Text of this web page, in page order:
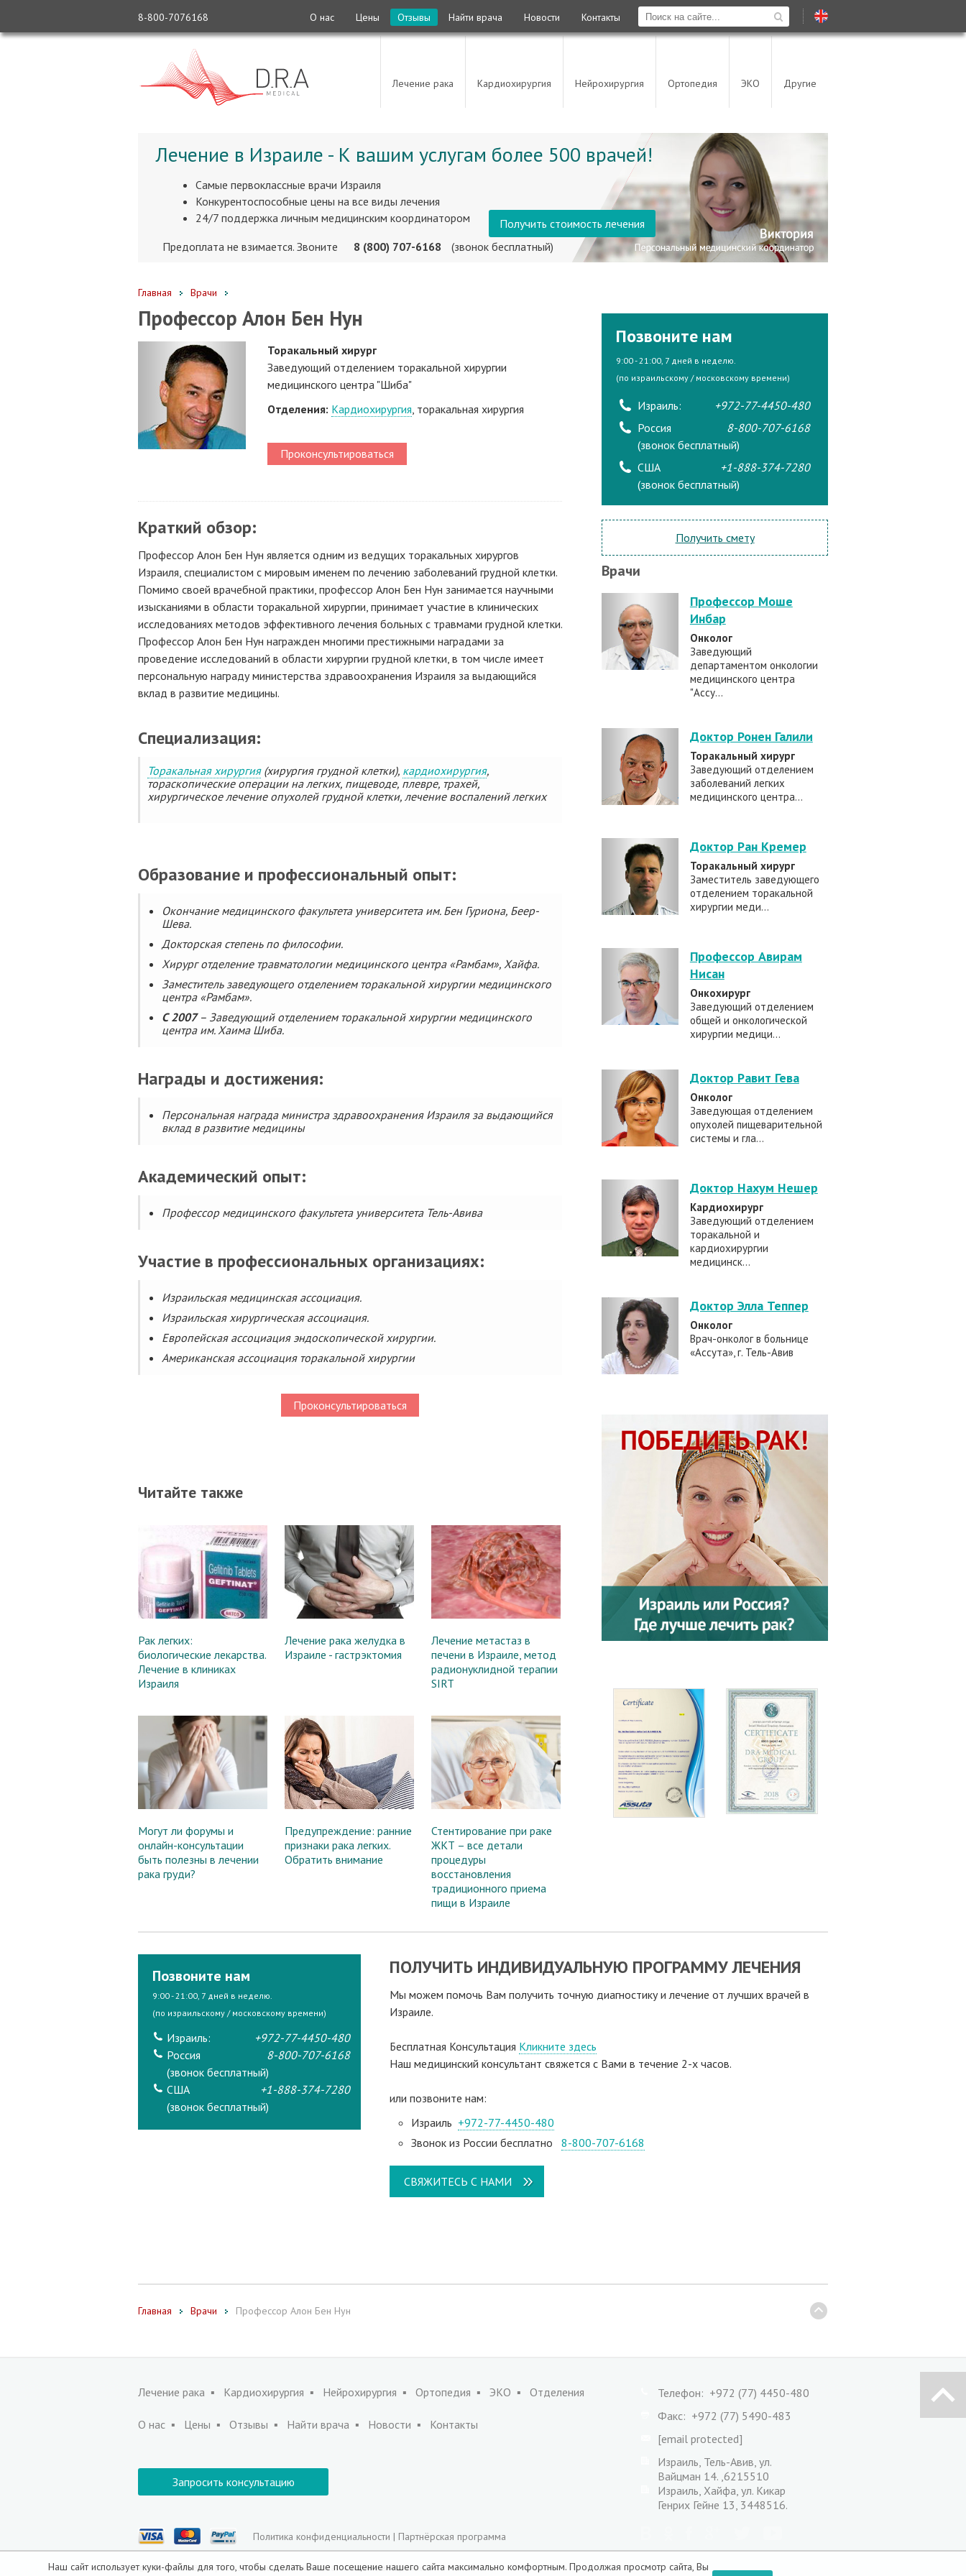
О нас Цены Отзывы Найти врача Новости Контакты
8-800-7076168
Лечение рака Кардиохирургия Нейрохирургия Ортопедия ЭКО Другие
Лечение в Израиле - К вашим услугам более 500 врачей!
Самые первоклассные врачи Израиля
Конкурентоспособные цены на все виды лечения
24/7 поддержка личным медицинским координатором
Предоплата не взимается. Звоните
8 (800) 707-6168 (звонок бесплатный)
Получить стоимость лечения
Главная Врачи
Профессор Алон Бен Нун
Торакальный хирург
Заведующий отделением торакальной хирургии
медицинского центра "Шиба"
Отделения: Кардиохирургия, торакальная хирургия
Проконсультироваться
Краткий обзор:
Профессор Алон Бен Нун является одним из ведущих торакальных хирургов
Израиля, специалистом с мировым именем по лечению заболеваний грудной клетки.
Помимо своей врачебной практики, профессор Алон Бен Нун занимается научными
изысканиями в области торакальной хирургии, принимает участие в клинических
исследованиях методов эффективного лечения больных с травмами грудной клетки.
Профессор Алон Бен Нун награжден многими престижными наградами за
проведение исследований в области хирургии грудной клетки, в том числе имеет
персональную награду министерства здравоохранения Израиля за выдающийся
вклад в развитие медицины.
Специализация:
Торакальная хирургия(хирургия грудной клетки), кардиохирургия,
тораскопические операции на легких, пищеводе, плевре, трахей,
хирургическое лечение опухолей грудной клетки, лечение воспалений легких
Образование и профессиональный опыт:
Окончание медицинского факультета университета им. Бен Гуриона, Беер-
Шева.
Докторская степень по философии.
Хирург отделение травматологии медицинского центра «Рамбам», Хайфа.
Заместитель заведующего отделением торакальной хирургии медицинского
центра «Рамбам».
С 2007– Заведующий отделением торакальной хирургии медицинского
центра им. Хаима Шиба.
Награды и достижения:
Персональная награда министра здравоохранения Израиля за выдающийся
вклад в развитие медицины
Академический опыт:
Профессор медицинского факультета университета Тель-Авива
Участие в профессиональных организациях:
Израильская медицинская ассоциация.
Израильская хирургическая ассоциация.
Европейская ассоциация эндоскопической хирургии.
Американская ассоциация торакальной хирургии
Проконсультироваться
Читайте также
Рак легких:
биологические лекарства.
Лечение в клиниках
Израиля
Лечение рака желудка в
Израиле - гастрэктомия
Лечение метастаз в
печени в Израиле, метод
радионуклидной терапии
SIRT
Могут ли форумы и
онлайн-консультации
быть полезны в лечении
рака груди?
Предупреждение: ранние
признаки рака легких.
Обратить внимание
Стентирование при раке
ЖКТ – все детали
процедуры
восстановления
традиционного приема
пищи в Израиле
Позвоните нам
9:00 - 21:00, 7 дней в неделю.
(по израильскому / московскому времени)
Израиль:
+972-77-4450-480
Россия
(звонок бесплатный)
8-800-707-6168
США
(звонок бесплатный)
+1-888-374-7280
Получить смету
Врачи
Профессор Моше
Инбар
Онколог
Заведующий
департаментом онкологии
медицинского центра
"Ассу...
Доктор Ронен Галили
Торакальный хирург
Заведующий отделением
заболеваний легких
медицинского центра...
Доктор Ран Кремер
Торакальный хирург
Заместитель заведующего
отделением торакальной
хирургии меди...
Профессор Авирам
Нисан
Онкохирург
Заведующий отделением
общей и онкологической
хирургии медици...
Доктор Равит Гева
Онколог
Заведующая отделением
опухолей пищеварительной
системы и гла...
Доктор Нахум Нешер
Кардиохирург
Заведующий отделением
торакальной и
кардиохирургии
медицинск...
Доктор Элла Теппер
Онколог
Врач-онколог в больнице
«Ассута», г. Тель-Авив
ПОЛУЧИТЬ ИНДИВИДУАЛЬНУЮ ПРОГРАММУ ЛЕЧЕНИЯ
Мы можем помочь Вам получить точную диагностику и лечение от лучших врачей в
Израиле.
Бесплатная Консультация Кликните здесь
Наш медицинский консультант свяжeтся с Вами в течение 2-х часов.
или позвоните нам:
Израиль +972-77-4450-480
Звонок из России бесплатно 8-800-707-6168
СВЯЖИТЕСЬ С НАМИ
Позвоните нам
9:00 - 21:00, 7 дней в неделю.
(по израильскому / московскому времени)
Израиль:
+972-77-4450-480
Россия
(звонок бесплатный)
8-800-707-6168
США
(звонок бесплатный)
+1-888-374-7280
Главная Врачи Профессор Алон Бен Нун
Наш сайт использует куки-файлы для того, чтобы сделать Ваше посещение нашего сайта максимально комфортным.Продолжая просмотр сайта, Вы
Лечение рака Кардиохирургия Нейрохирургия Ортопедия ЭКО Отделения
О нас Цены Отзывы Найти врача Новости Контакты
Запросить консультацию
Политика конфиденциальности | Партнёрская программа
© 2010-2026 Все права защищены, D.R.A Medical - Лечение в Израиле
Телефон: +972 (77) 4450-480
Факс: +972 (77) 5490-483
[email protected]
Израиль, Тель-Авив, ул.
Вайцман 14. ,6215510
Израиль, Хайфа, ул. Кикар
Генрих Гейне 13, 3448516.